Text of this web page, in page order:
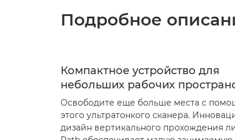
Подробное
Компактное устройство для
небольших рабочих
Освободите еще больше места с
этого ультратонкого сканера.
дизайн вертикального прохождения